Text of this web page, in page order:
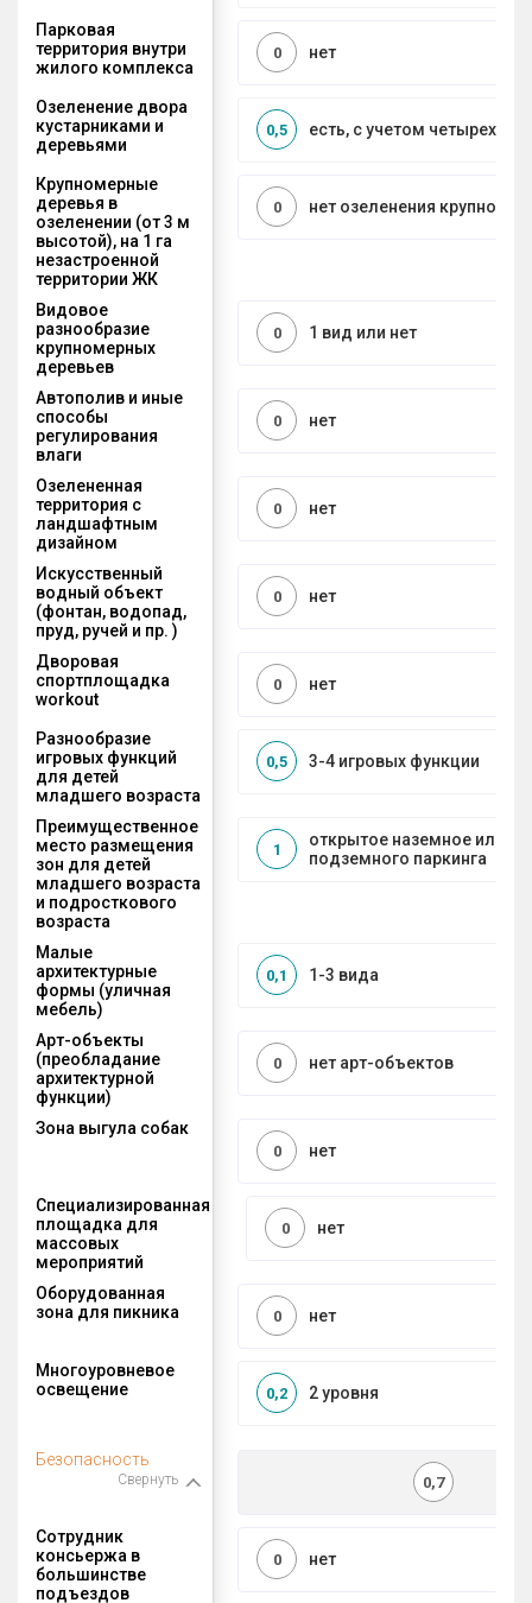
Парковая
территория внутри
жилого комплекса
нет
0
Озеленение двора
кустарниками и
деревьями
есть, с учетом четырех
0,5
Крупномерные
деревья в
озеленении (от 3 м
высотой), на 1 га
незастроенной
территории ЖК
нет озеленения
0
Видовое
разнообразие
крупномерных
деревьев
1 вид или нет
0
Автополив и иные
способы
регулирования
влаги
нет
0
Озелененная
территория с
ландшафтным
дизайном
нет
0
Искусственный
водный объект
(фонтан, водопад,
пруд, ручей и пр. )
нет
0
Дворовая
спортплощадка
workout
нет
0
Разнообразие
игровых функций
для детей
младшего возраста
3-4 игровых функции
0,5
Преимущественное
место размещения
зон для детей
младшего возраста
и подросткового
возраста
открытое наземное или на
подземного паркинга
1
Малые
архитектурные
формы (уличная
мебель)
1-3 вида
0,1
Арт-объекты
(преобладание
архитектурной
функции)
нет арт-объектов
0
Зона выгула собак
нет
0
Специализированная
площадка для
массовых
мероприятий
нет
0
Оборудованная
зона для пикника
нет
0
Многоуровневое
освещение
2 уровня
0,2
Безопасность
Свернуть 0,7
Сотрудник
консьержа в
большинстве
подъездов
нет
0